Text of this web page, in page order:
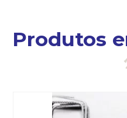
Produtos